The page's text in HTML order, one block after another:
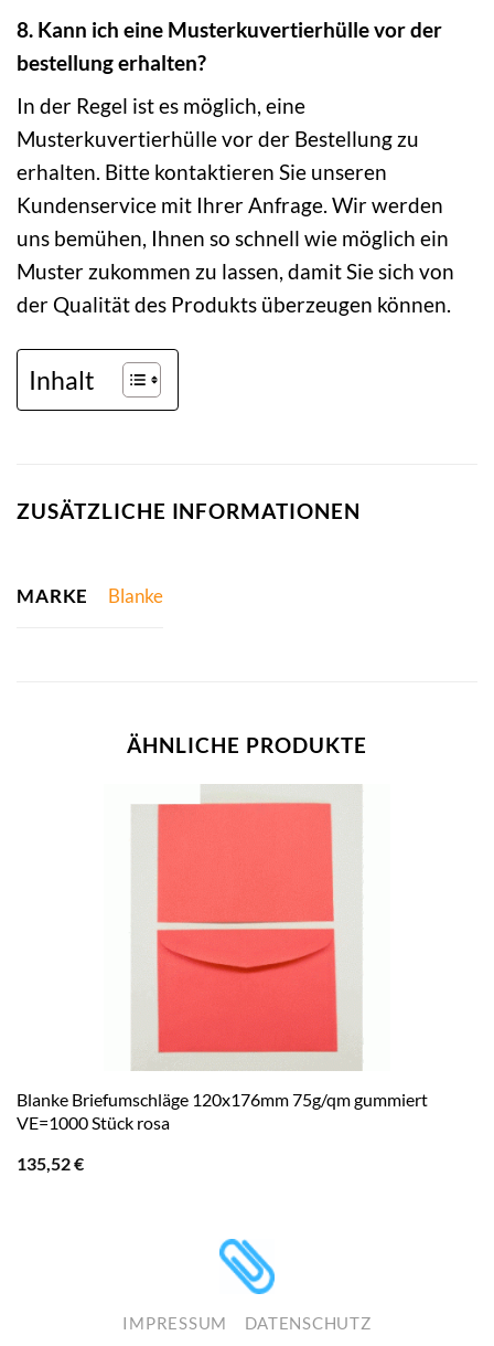
8. Kann ich eine Musterkuvertierhülle vor der
bestellung erhalten?
In der Regel ist es möglich, eine
Musterkuvertierhülle vor der Bestellung zu
erhalten. Bitte kontaktieren Sie unseren
Kundenservice mit Ihrer Anfrage. Wir werden
uns bemühen, Ihnen so schnell wie möglich ein
Muster zukommen zu lassen, damit Sie sich von
der Qualität des Produkts überzeugen können.
Inhalt
ZUSÄTZLICHE INFORMATIONEN
MARKE Blanke
ÄHNLICHE PRODUKTE
Blanke Briefumschläge 120x176mm 75g/qm gummiert
VE=1000 Stück rosa
135,52€
IMPRESSUM DATENSCHUTZ